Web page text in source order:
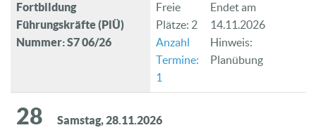
Fortbildung
Führungskräfte (PlÜ)
Nummer: S7 06/26
Freie
Plätze: 2
Anzahl
Termine:
1
Endet am
14.11.2026
Hinweis:
Planübung
28 Samstag, 28.11.2026